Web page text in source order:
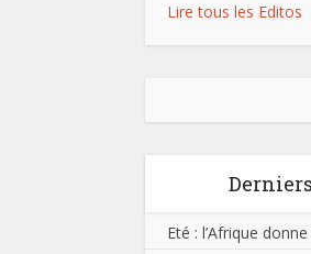
Lire tous les Editos
Eté : l’Afrique